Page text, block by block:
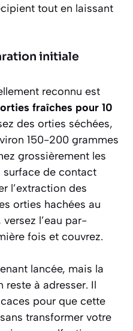
tout en laissant
initiale
reconnu est
fraîches pour 10
des orties séchées,
150-200 grammes
grossièrement les
de contact
l’extraction des
orties hachées au
l’eau par-
fois et couvrez.
lancée, mais la
à adresser. Il
pour que cette
transformer votre